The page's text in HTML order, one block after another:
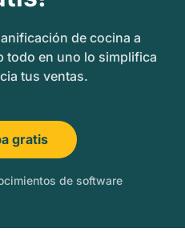
de cocina a
todo en uno lo simplifica
tus ventas.
gratis
de software